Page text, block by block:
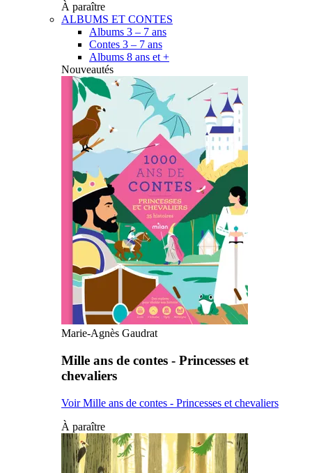
À paraître
ALBUMS ET CONTES
Albums 3 – 7 ans
Contes 3 – 7 ans
Albums 8 ans et +
Nouveautés
Marie-Agnès Gaudrat
Mille ans de contes - Princesses et
chevaliers
Voir Mille ans de contes - Princesses et chevaliers
À paraître